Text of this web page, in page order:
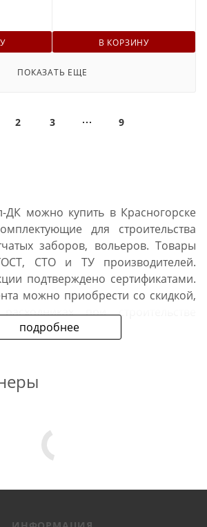
В КОРЗИНУ
ПОКАЗАТЬ ЕЩЕ
2 3 9
подробнее
ДК можно купить в Красногорске
для строительства
заборов, вольеров. Товары
ГОСТ, СТО и ТУ производителей.
подтверждено сертификатами.
можно приобрести со скидкой,
при строительстве
мм до 1150х3000 м. В наличии
марки: С8, С20, С21. Есть
профнастила по